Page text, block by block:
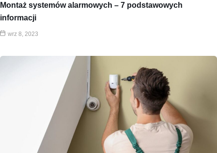
Montaż systemów alarmowych – 7 podstawowych
informacji
wrz 8, 2023